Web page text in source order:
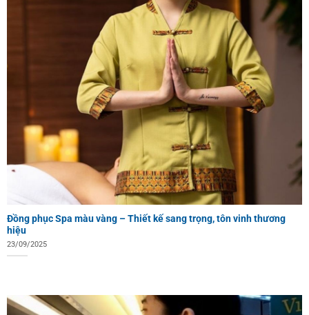
Đồng phục Spa màu vàng – Thiết kế sang trọng, tôn vinh thương
hiệu
23/09/2025